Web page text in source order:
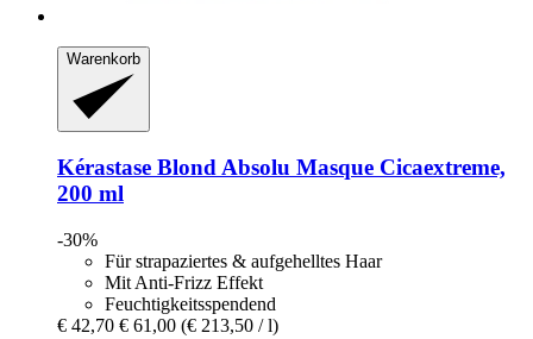
Warenkorb
Kérastase Blond Absolu Masque Cicaextreme,
200 ml
-30%
Für strapaziertes & aufgehelltes Haar
Mit Anti-Frizz Effekt
Feuchtigkeitsspendend
€ 42,70 € 61,00 (€ 213,50 / l)